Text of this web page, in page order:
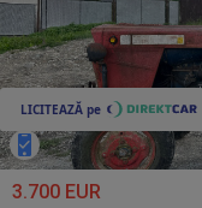
3.700 EUR